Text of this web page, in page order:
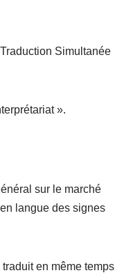
Simultanée
».
sur le marché
langue des signes
en même temps